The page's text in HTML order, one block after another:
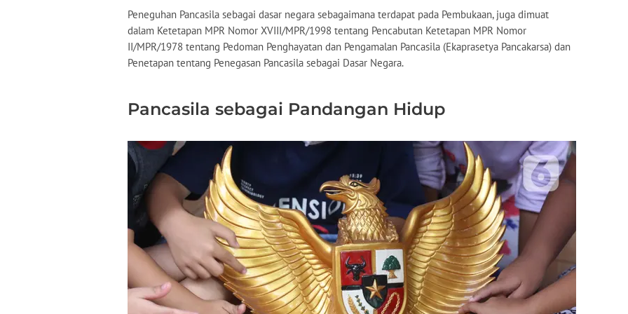
Peneguhan Pancasila sebagai dasar negara sebagaimana terdapat pada Pembukaan, juga dimuat
dalam Ketetapan MPR Nomor XVIII/MPR/1998 tentang Pencabutan Ketetapan MPR Nomor
II/MPR/1978 tentang Pedoman Penghayatan dan Pengamalan Pancasila (Ekaprasetya Pancakarsa) dan
Penetapan tentang Penegasan Pancasila sebagai Dasar Negara.
Pancasila sebagai Pandangan Hidup